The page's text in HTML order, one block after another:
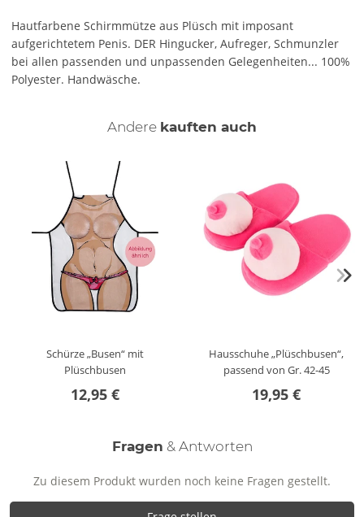
Hautfarbene Schirmmütze aus Plüsch mit imposant
aufgerichtetem Penis. DER Hingucker, Aufreger, Schmunzler
bei allen passenden und unpassenden Gelegenheiten... 100%
Polyester. Handwäsche.
Andere kauften auch
Schürze „Busen“ mit
Plüschbusen
12,95 €
Hausschuhe „Plüschbusen“,
passend von Gr. 42-45
19,95 €
Fragen & Antworten
Zu diesem Produkt wurden noch keine Fragen gestellt.